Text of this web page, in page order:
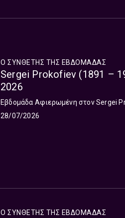
Ο ΣΥΝΘΕΤΗΣ ΤΗΣ ΕΒΔΟΜΑΔΑΣ
Sergei Prokofiev (1891 –
2026
Εβδομάδα Αφιερωμένη στον Sergei
28/07/2026
Ο ΣΥΝΘΕΤΗΣ ΤΗΣ ΕΒΔΟΜΑΔΑΣ